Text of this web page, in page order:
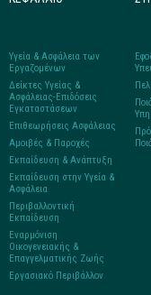
Υγεία & Ασφάλεια των
Εργαζομένων
Δείκτες Υγείας &
Ασφάλειας-Επιδόσεις
Εγκαταστάσεων
Επιθεωρήσεις Ασφάλειας
Αμοιβές & Παροχές
Εκπαίδευση & Ανάπτυξη
Εκπαίδευση στην Υγεία &
Ασφάλεια
Περιβαλλοντική
Εκπαίδευση
Εναρμόνιση
Οικογενειακής &
Επαγγελματικής Ζωής
Εργασιακό Περιβάλλον